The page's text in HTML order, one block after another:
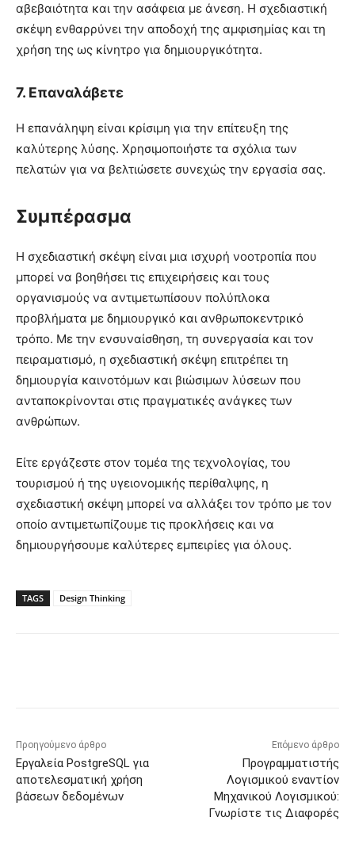
αβεβαιότητα και την ασάφεια με άνεση. Η σχεδιαστική
σκέψη ενθαρρύνει την αποδοχή της αμφισημίας και τη
χρήση της ως κίνητρο για δημιουργικότητα.
7. Επαναλάβετε
Η επανάληψη είναι κρίσιμη για την επίτευξη της
καλύτερης λύσης. Χρησιμοποιήστε τα σχόλια των
πελατών για να βελτιώσετε συνεχώς την εργασία σας.
Συμπέρασμα
Η σχεδιαστική σκέψη είναι μια ισχυρή νοοτροπία που
μπορεί να βοηθήσει τις επιχειρήσεις και τους
οργανισμούς να αντιμετωπίσουν πολύπλοκα
προβλήματα με δημιουργικό και ανθρωποκεντρικό
τρόπο. Με την ενσυναίσθηση, τη συνεργασία και τον
πειραματισμό, η σχεδιαστική σκέψη επιτρέπει τη
δημιουργία καινοτόμων και βιώσιμων λύσεων που
ανταποκρίνονται στις πραγματικές ανάγκες των
ανθρώπων.
Είτε εργάζεστε στον τομέα της τεχνολογίας, του
τουρισμού ή της υγειονομικής περίθαλψης, η
σχεδιαστική σκέψη μπορεί να αλλάξει τον τρόπο με τον
οποίο αντιμετωπίζουμε τις προκλήσεις και να
δημιουργήσουμε καλύτερες εμπειρίες για όλους.
TAGS Design Thinking
Προηγούμενο άρθρο
Εργαλεία PostgreSQL για
αποτελεσματική χρήση
βάσεων δεδομένων
Επόμενο άρθρο
Προγραμματιστής
Λογισμικού εναντίον
Μηχανικού Λογισμικού:
Γνωρίστε τις Διαφορές